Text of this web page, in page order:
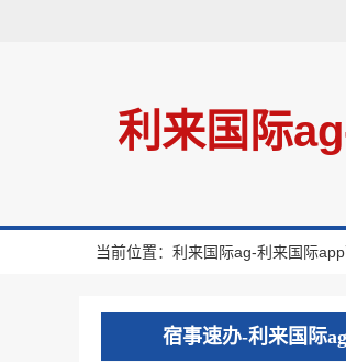
利来国际
当前位置： 利来国际ag-利来国际
宿事速办-利来国际ag